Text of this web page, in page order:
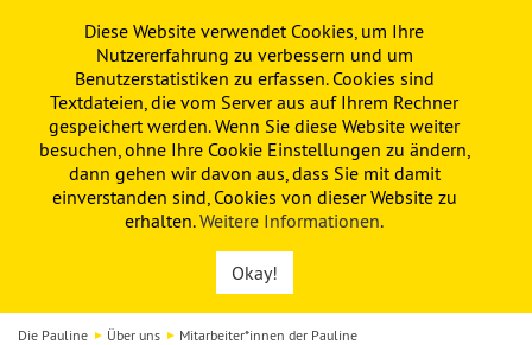
PAULINE KITA FÖRDERVEREIN
Die Pauline Über uns Mitarbeiter*innen der Pauline
Diese Website verwendet Cookies, um Ihre
Nutzererfahrung zu verbessern und um
Benutzerstatistiken zu erfassen. Cookies sind
Textdateien, die vom Server aus auf Ihrem Rechner
gespeichert werden. Wenn Sie diese Website weiter
besuchen, ohne Ihre Cookie Einstellungen zu ändern,
dann gehen wir davon aus, dass Sie mit damit
einverstanden sind, Cookies von dieser Website zu
erhalten.Weitere Informationen.
Okay!